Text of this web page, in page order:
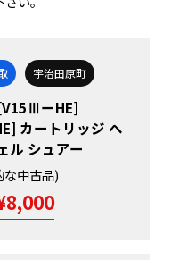
宇治田原町
ーHE]
カートリッジ ヘ
ル シュアー
中古品)